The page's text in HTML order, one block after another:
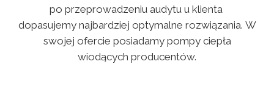
po przeprowadzeniu audytu u klienta
dopasujemy najbardziej optymalne rozwiązania. W
swojej ofercie posiadamy pompy ciepła
wiodących producentów.